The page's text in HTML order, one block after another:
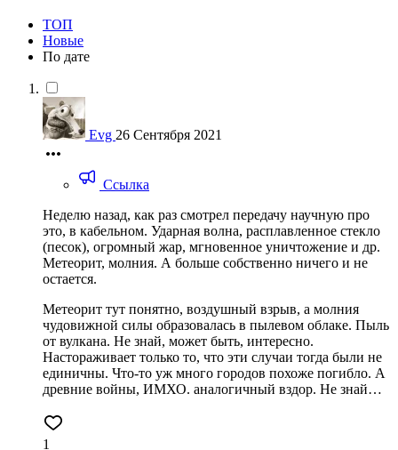
ТОП
Новые
По дате
Evg 26 Сентября 2021
Ссылка
Неделю назад, как раз смотрел передачу научную про
это, в кабельном. Ударная волна, расплавленное стекло
(песок), огромный жар, мгновенное уничтожение и др.
Метеорит, молния. А больше собственно ничего и не
остается.
Метеорит тут понятно, воздушный взрыв, а молния
чудовижной силы образовалась в пылевом облаке. Пыль
от вулкана. Не знай, может быть, интересно.
Настораживает только то, что эти случаи тогда были не
единичны. Что-то уж много городов похоже погибло. А
древние войны, ИМХО. аналогичный вздор. Не знай…
1